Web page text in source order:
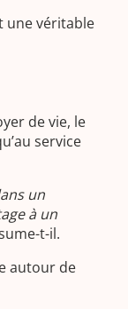
une véritable
de vie, le
service
un
à un
t-il.
autour de